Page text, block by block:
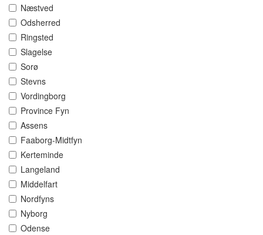
Næstved
Odsherred
Ringsted
Slagelse
Sorø
Stevns
Vordingborg
Province Fyn
Assens
Faaborg-Midtfyn
Kerteminde
Langeland
Middelfart
Nordfyns
Nyborg
Odense